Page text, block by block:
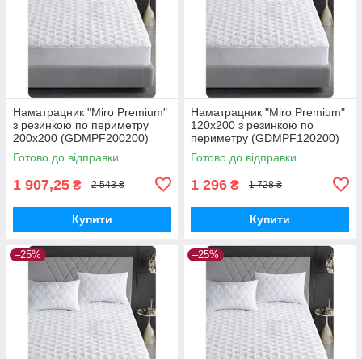
Наматрацник "Miro Premium"
з резинкою по периметру
200x200 (GDMPF200200)
Готово до відправки
1 907,25 ₴ 2 543 ₴
Купити
Наматрацник "Miro Premium"
120x200 з резинкою по
периметру (GDMPF120200)
Готово до відправки
1 296 ₴ 1 728 ₴
Купити
–25% –25%